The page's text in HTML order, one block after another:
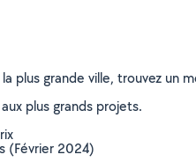
plus grande ville, trouvez un
plus grands projets.
(Février 2024)